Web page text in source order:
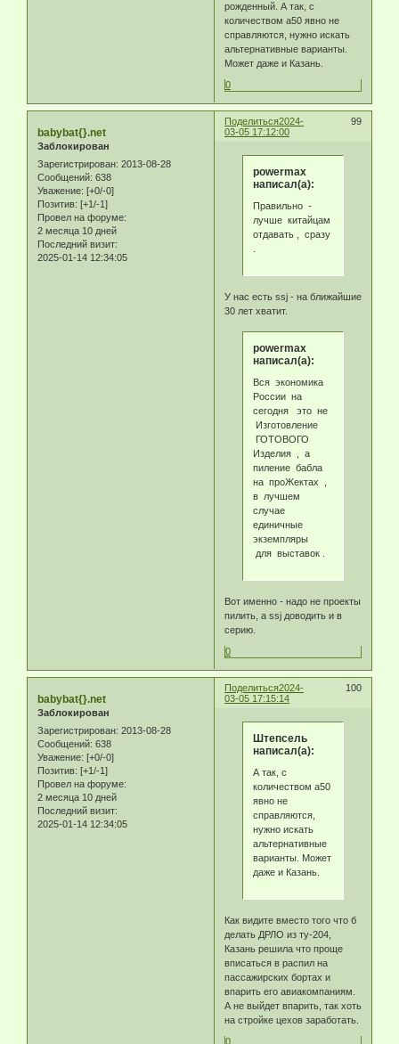
рожденный. А так, с
количеством а50 явно не
справляются, нужно искать
альтернативные варианты.
Может даже и Казань.
0
Поделиться 99
2024-
03-05 17:12:00
babybat{}.net
Заблокирован
Зарегистрирован: 2013-08-28
Сообщений: 638
Уважение: [+0/-0]
Позитив: [+1/-1]
Провел на форуме:
2 месяца 10 дней
Последний визит:
2025-01-14 12:34:05
powermax
написал(а):
Правильно -
лучше китайцам
отдавать , сразу
У нас есть ssj - на ближайшие
30 лет хватит.
powermax
написал(а):
Вся экономика
России на
сегодня это не
Изготовление
ГОТОВОГО
Изделия , а
пиление бабла
на проЖектах ,
в лучшем
случае
единичные
экземпляры
для выставок .
Вот именно - надо не проекты
пилить, а ssj доводить и в
серию.
0
Поделиться 100
2024-
03-05 17:15:14
babybat{}.net
Заблокирован
Зарегистрирован: 2013-08-28
Сообщений: 638
Уважение: [+0/-0]
Позитив: [+1/-1]
Провел на форуме:
2 месяца 10 дней
Последний визит:
2025-01-14 12:34:05
Штепсель
написал(а):
А так, с
количеством а50
явно не
справляются,
нужно искать
альтернативные
варианты. Может
даже и Казань.
Как видите вместо того что б
делать ДРЛО из ту-204,
Казань решила что проще
вписаться в распил на
пассажирских бортах и
впарить его авиакомпаниям.
А не выйдет впарить, так хоть
на стройке цехов заработать.
0